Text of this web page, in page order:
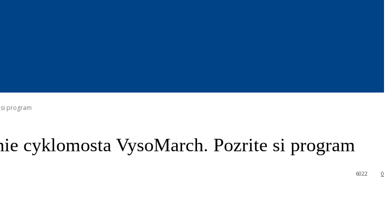
program
cyklomosta VysoMarch. Pozrite si program
0
6022